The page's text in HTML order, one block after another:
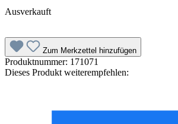
Ausverkauft
Zum Merkzettel hinzufügen
Produktnummer: 171071
Dieses Produkt weiterempfehlen: